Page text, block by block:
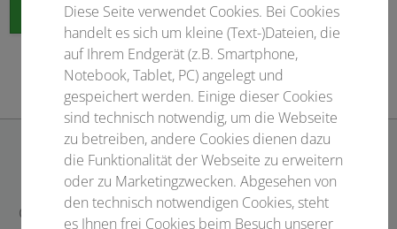
KONTAKT
Conventus Congressmanagement & Marketing GmbH
Diese Seite verwendet Cookies. Bei Cookies
handelt es sich um kleine (Text-)Dateien, die
auf Ihrem Endgerät (z.B. Smartphone,
Notebook, Tablet, PC) angelegt und
gespeichert werden. Einige dieser Cookies
sind technisch notwendig, um die Webseite
zu betreiben, andere Cookies dienen dazu
die Funktionalität der Webseite zu erweitern
oder zu Marketingzwecken. Abgesehen von
den technisch notwendigen Cookies, steht
es Ihnen frei Cookies beim Besuch unserer